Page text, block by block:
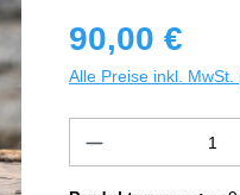
90,00 €
Alle Preise inkl.